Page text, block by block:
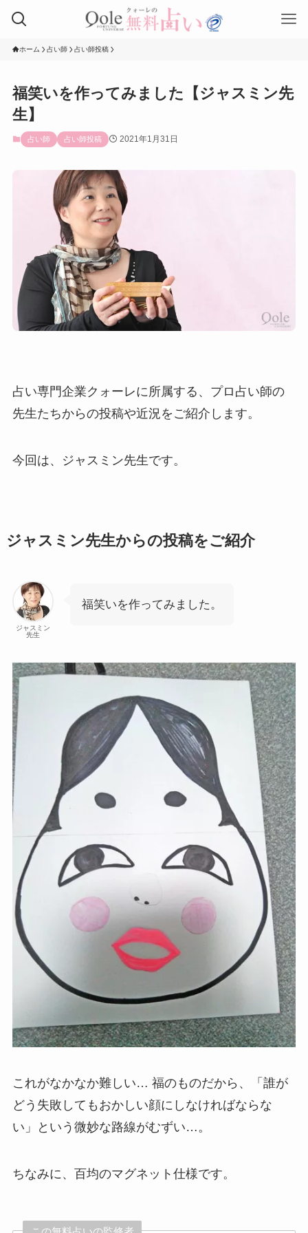
ホーム 占い師 占い師投稿
福笑いを作ってみました【ジャスミン先
生】
占い師 占い師投稿 2021年1月31日
占い専門企業クォーレに所属する、プロ占い師の
先生たちからの投稿や近況をご紹介します。
今回は、ジャスミン先生です。
ジャスミン先生からの投稿をご紹介
ジャスミン
先生
福笑いを作ってみました。
これがなかなか難しい… 福のものだから、「誰が
どう失敗してもおかしい顔にしなければならな
い」という微妙な路線がむずい…。
ちなみに、百均のマグネット仕様です。